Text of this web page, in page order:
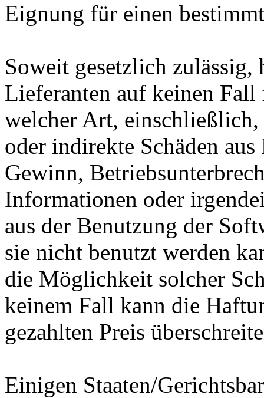
Eignung für einen
Soweit gesetzlich zulässig,
Lieferanten auf keinen
welcher Art,
oder indirekte Schäden
Gewinn,
Informationen oder
aus der Benutzung der
sie nicht benutzt werden
die Möglichkeit solcher
keinem Fall kann die
gezahlten Preis
Einigen Staaten/